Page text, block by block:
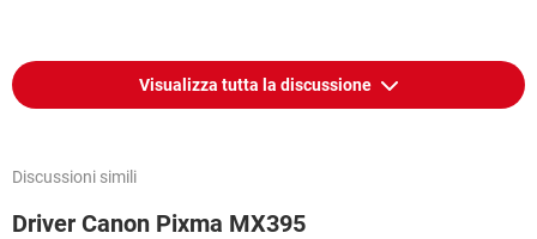
Visualizza tutta la discussione
Discussioni simili
Driver Canon Pixma MX395